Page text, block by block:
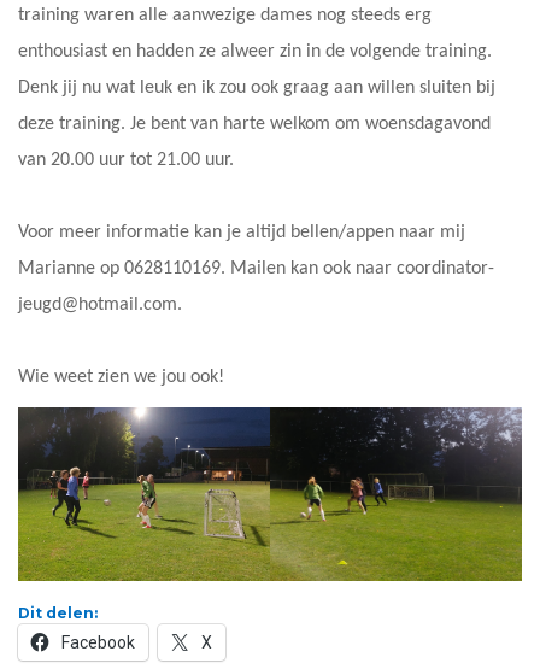
training waren alle aanwezige dames nog steeds erg
enthousiast en hadden ze alweer zin in de volgende training.
Denk jij nu wat leuk en ik zou ook graag aan willen sluiten bij
deze training. Je bent van harte welkom om woensdagavond
van 20.00 uur tot 21.00 uur.
Voor meer informatie kan je altijd bellen/appen naar mij
Marianne op 0628110169. Mailen kan ook naar coordinator-
jeugd@hotmail.com.
Wie weet zien we jou ook!
Dit delen:
Facebook X